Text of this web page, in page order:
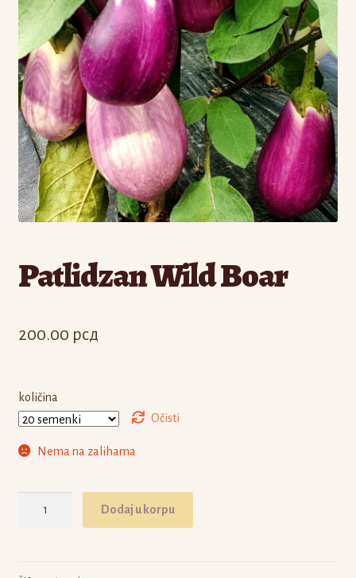
Odjava
Registracija
Patlidzan Wild Boar
200.00 рсд
količina
Očisti
Nema na zalihama
Dodaj u korpu